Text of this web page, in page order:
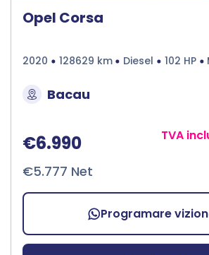
Opel Corsa
2020 128629 km Diesel 102 HP
Bacau
€6.990
€5.777 Net
TVA
Programare